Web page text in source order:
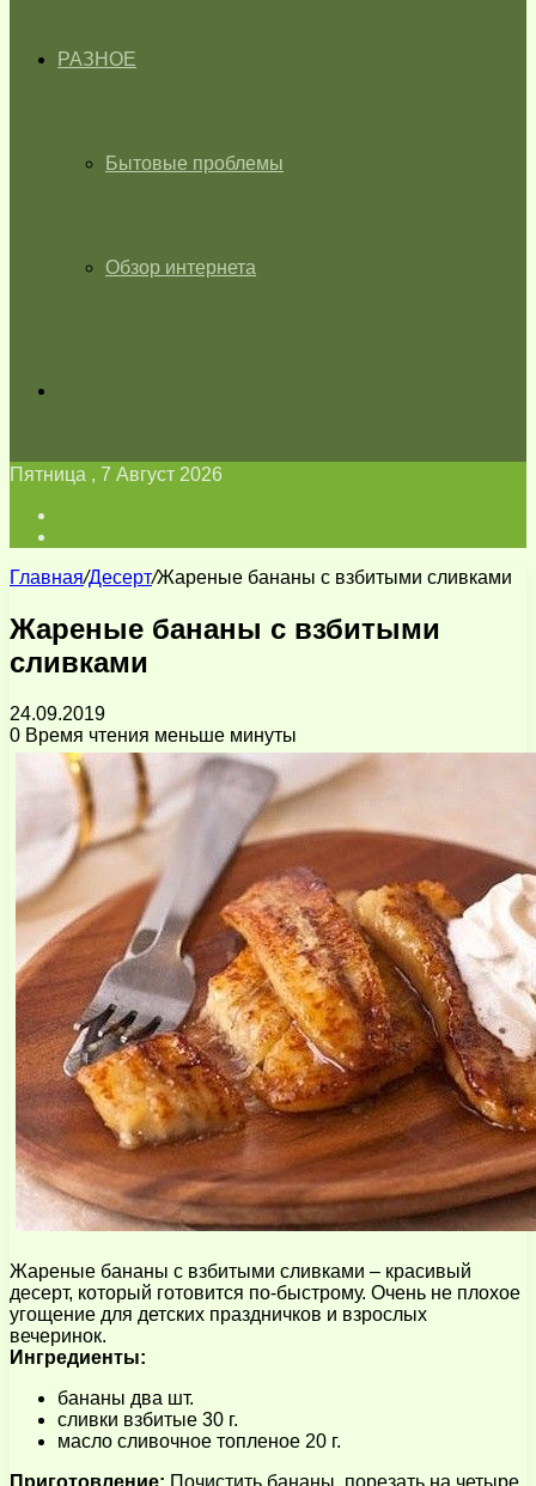
РАЗНОЕ
Бытовые проблемы
Обзор интернета
Пятница , 7 Август 2026
Главная/Десерт/Жареные бананы с взбитыми сливками
Жареные бананы с взбитыми
сливками
24.09.2019
0 Время чтения меньше минуты
Жареные бананы с взбитыми сливками – красивый
десерт, который готовится по-быстрому. Очень не плохое
угощение для детских праздничков и взрослых
вечеринок.
Ингредиенты:
бананы два шт.
сливки взбитые 30 г.
масло сливочное топленое 20 г.
Приготовление: Почистить бананы, порезать на четыре